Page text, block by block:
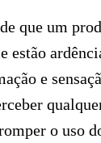
que um
estão
e
o uso